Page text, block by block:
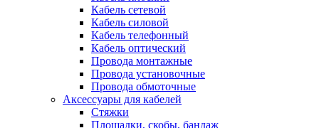
Кабель сетевой
Кабель силовой
Кабель телефонный
Кабель оптический
Провода монтажные
Провода установочные
Провода обмоточные
Аксессуары для кабелей
Стяжки
Площадки, скобы, бандаж